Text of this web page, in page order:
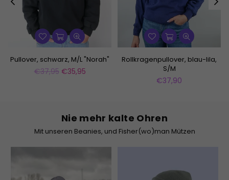
Pullover, schwarz, M/L "Norah"
Normaler
€37,95 €35,95
Rollkragenpullover, blau-lila,
S/M
Normaler
€37,90
Nie mehr kalte Ohren
Mit unseren Beanies, und Fisher(wo)man Mützen